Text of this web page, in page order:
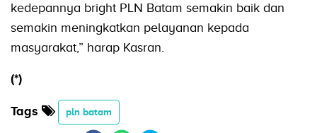
kedepannya bright PLN Batam semakin baik dan
semakin meningkatkan pelayanan kepada
masyarakat,” harap Kasran.
(*)
Tags pln batam